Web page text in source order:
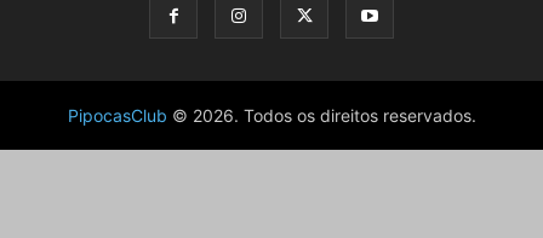
PipocasClub © 2026. Todos os direitos reservados.